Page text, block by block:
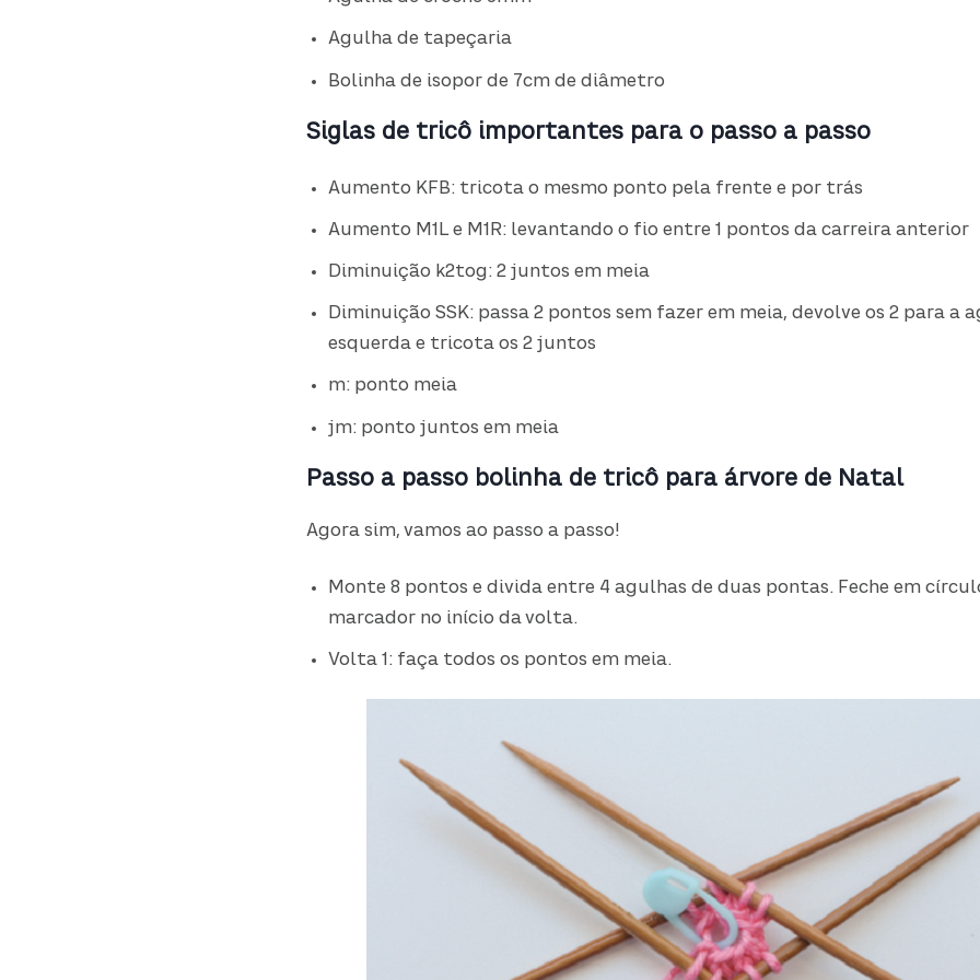
Agulha de tapeçaria
Bolinha de isopor de 7cm de diâmetro
Siglas de tricô importantes para o passo a passo
Aumento KFB: tricota o mesmo ponto pela frente e por trás
Aumento M1L e M1R: levantando o fio entre 1 pontos da carreira anterior
Diminuição k2tog: 2 juntos em meia
Diminuição SSK: passa 2 pontos sem fazer em meia, devolve os 2 para a
esquerda e tricota os 2 juntos
m: ponto meia
jm: ponto juntos em meia
Passo a passo bolinha de tricô para árvore de Natal
Agora sim, vamos ao passo a passo!
Monte 8 pontos e divida entre 4 agulhas de duas pontas. Feche em
marcador no início da volta.
Volta 1: faça todos os pontos em meia.